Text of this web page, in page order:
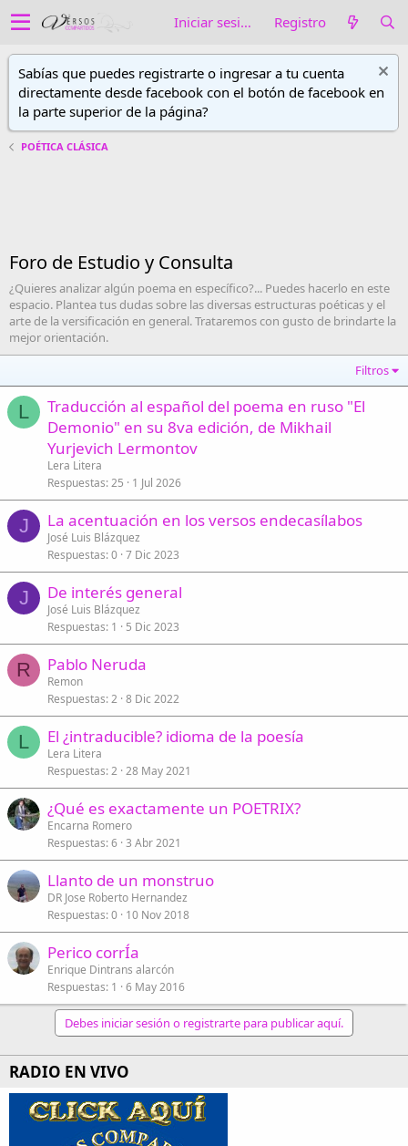
Iniciar sesión Registro
Sabías que puedes registrarte o ingresar a tu cuenta
directamente desde facebook con el botón de facebook en
la parte superior de la página?
POÉTICA CLÁSICA
Foro de Estudio y Consulta
¿Quieres analizar algún poema en específico?... Puedes hacerlo en este
espacio. Plantea tus dudas sobre las diversas estructuras poéticas y el
arte de la versificación en general. Trataremos con gusto de brindarte la
mejor orientación.
Filtros
L
Traducción al español del poema en ruso "El
Demonio" en su 8va edición, de Mikhail
Yurjevich Lermontov
Lera Litera
Respuestas 25 1 Jul 2026
J La acentuación en los versos endecasílabos
José Luis Blázquez
Respuestas 0 7 Dic 2023
J De interés general
José Luis Blázquez
Respuestas 1 5 Dic 2023
R Pablo Neruda
Remon
Respuestas 2 8 Dic 2022
L El ¿intraducible? idioma de la poesía
Lera Litera
Respuestas 2 28 May 2021
¿Qué es exactamente un POETRIX?
Encarna Romero
Respuestas 6 3 Abr 2021
Llanto de un monstruo
DR Jose Roberto Hernandez
Respuestas 0 10 Nov 2018
Perico corrÍa
Enrique Dintrans alarcón
Respuestas 1 6 May 2016
Debes iniciar sesión o registrarte para publicar aquí.
RADIO EN VIVO